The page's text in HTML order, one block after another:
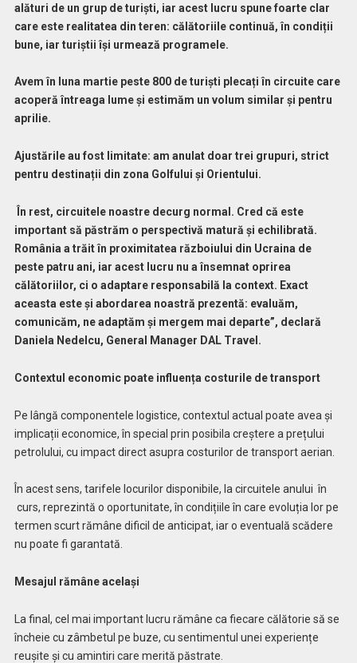
alături de un grup de turiști, iar acest lucru spune foarte clar
care este realitatea din teren: călătoriile continuă, în condiții
bune, iar turiștii își urmează programele.
Avem în luna martie peste 800 de turiști plecați în circuite care
acoperă întreaga lume și estimăm un volum similar și pentru
aprilie.
Ajustările au fost limitate: am anulat doar trei grupuri, strict
pentru destinații din zona Golfului și Orientului.
În rest, circuitele noastre decurg normal. Cred că este
important să păstrăm o perspectivă matură și echilibrată.
România a trăit în proximitatea războiului din Ucraina de
peste patru ani, iar acest lucru nu a însemnat oprirea
călătoriilor, ci o adaptare responsabilă la context. Exact
aceasta este și abordarea noastră prezentă: evaluăm,
comunicăm, ne adaptăm și mergem mai departe”, declară
Daniela Nedelcu, General Manager DAL Travel.
Contextul economic poate influența costurile de transport
Pe lângă componentele logistice, contextul actual poate avea și
implicații economice, în special prin posibila creștere a prețului
petrolului, cu impact direct asupra costurilor de transport aerian.
În acest sens, tarifele locurilor disponibile, la circuitele anului în
curs, reprezintă o oportunitate, în condițiile în care evoluția lor pe
termen scurt rămâne dificil de anticipat, iar o eventuală scădere
nu poate fi garantată.
Mesajul rămâne același
La final, cel mai important lucru rămâne ca fiecare călătorie să se
încheie cu zâmbetul pe buze, cu sentimentul unei experiențe
reușite și cu amintiri care merită păstrate.